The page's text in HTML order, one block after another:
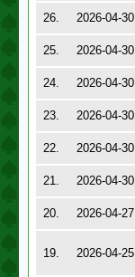
26.
2026-04-30
25.
2026-04-30
24.
2026-04-30
23.
2026-04-30
22.
2026-04-30
21.
2026-04-30
20.
2026-04-27
19. 2026-04-25